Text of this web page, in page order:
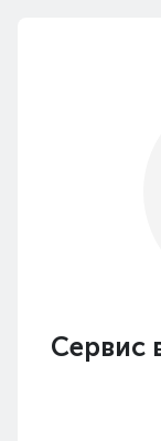
Сервис